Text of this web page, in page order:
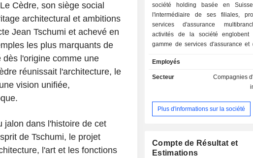
Cèdre, son siège social
architectural et ambitions
Jean Tschumi et achevé en
les plus marquants de
dès l'origine comme une
réunissait l'architecture, le
vision unifiée,
jalon dans l'histoire de cet
de Tschumi, le projet
l'art et les fonctions
société holding basée en
l'intermédiaire de ses filiales,
services d'assurance
activités de la société englobent
gamme de services d'assurance et
décembre 2012, sa gamme
d'assurance couvrait les véhicules
accidents et la maladie (11 %),
ainsi que la responsabilité civile
principaux clients de la
entreprises nouvellement
détenue à 67,6 % par la Mutuelle
Employés
Secteur
Compagnies
Plus d'informations sur la société
Compte de Résultat et
Estimations